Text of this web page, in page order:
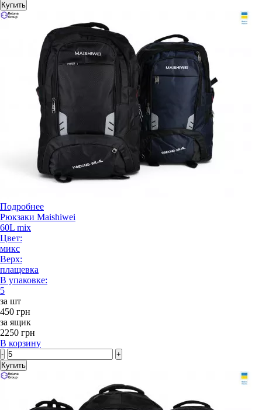
Купить
Подробнее
Рюкзаки Maishiwei
60L mix
Цвет:
микс
Верх:
плащевка
В упаковке:
5
за шт
450 грн
за ящик
2250 грн
В корзину
-
+
Купить